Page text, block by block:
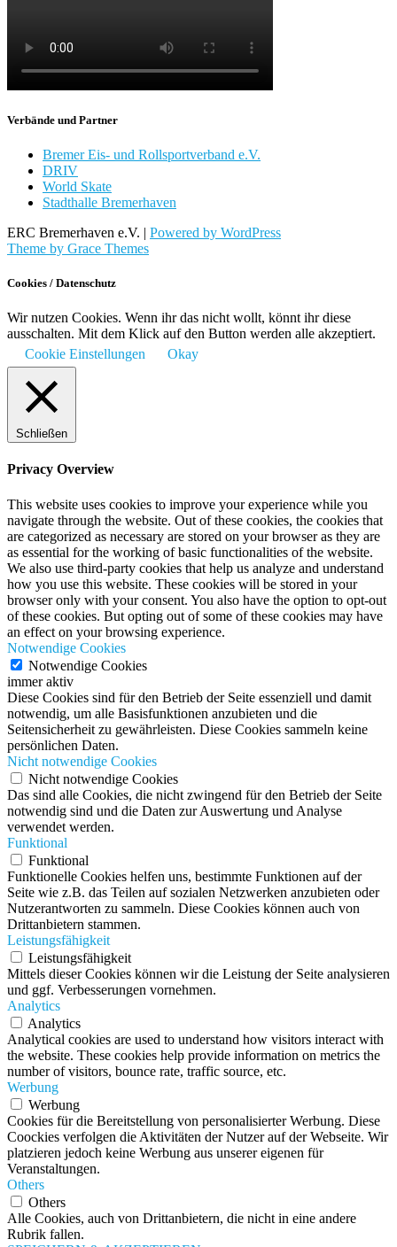
Verbände und Partner
Bremer Eis- und Rollsportverband e.V.
DRIV
World Skate
Stadthalle Bremerhaven
ERC Bremerhaven e.V. | Powered by WordPress
Theme by Grace Themes
Cookies / Datenschutz
Wir nutzen Cookies. Wenn ihr das nicht wollt, könnt ihr diese
ausschalten. Mit dem Klick auf den Button werden alle akzeptiert.
Cookie Einstellungen
Okay
Schließen
Privacy Overview
This website uses cookies to improve your experience while you
navigate through the website. Out of these cookies, the cookies that
are categorized as necessary are stored on your browser as they are
as essential for the working of basic functionalities of the website.
We also use third-party cookies that help us analyze and understand
how you use this website. These cookies will be stored in your
browser only with your consent. You also have the option to opt-out
of these cookies. But opting out of some of these cookies may have
an effect on your browsing experience.
Notwendige Cookies
Notwendige Cookies
immer aktiv
Diese Cookies sind für den Betrieb der Seite essenziell und damit
notwendig, um alle Basisfunktionen anzubieten und die
Seitensicherheit zu gewährleisten. Diese Cookies sammeln keine
persönlichen Daten.
Nicht notwendige Cookies
Nicht notwendige Cookies
Das sind alle Cookies, die nicht zwingend für den Betrieb der Seite
notwendig sind und die Daten zur Auswertung und Analyse
verwendet werden.
Funktional
Funktional
Funktionelle Cookies helfen uns, bestimmte Funktionen auf der
Seite wie z.B. das Teilen auf sozialen Netzwerken anzubieten oder
Nutzerantworten zu sammeln. Diese Cookies können auch von
Drittanbietern stammen.
Leistungsfähigkeit
Leistungsfähigkeit
Mittels dieser Cookies können wir die Leistung der Seite analysieren
und ggf. Verbesserungen vornehmen.
Analytics
Analytics
Analytical cookies are used to understand how visitors interact with
the website. These cookies help provide information on metrics the
number of visitors, bounce rate, traffic source, etc.
Werbung
Werbung
Cookies für die Bereitstellung von personalisierter Werbung. Diese
Coockies verfolgen die Aktivitäten der Nutzer auf der Webseite. Wir
platzieren jedoch keine Werbung aus unserer eigenen für
Veranstaltungen.
Others
Others
Alle Cookies, auch von Drittanbietern, die nicht in eine andere
Rubrik fallen.